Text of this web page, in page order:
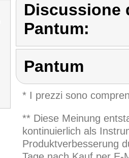
Discussione
Pantum:
Pantum
* I prezzi sono
** Diese Meinung
kontinuierlich als
Produktverbesserung